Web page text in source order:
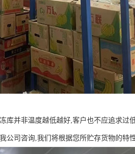
库并非温度越低越好,客户也不应追求过
公司咨询,我们将根据您所贮存货物的特